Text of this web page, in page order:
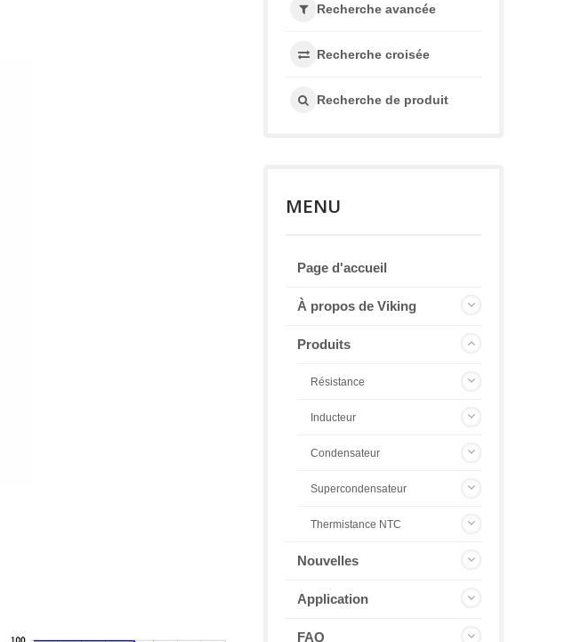
Recherche avancée
Recherche croisée
Recherche de produit
MENU
Page d'accueil
À propos de Viking
Produits
Résistance
Inducteur
Condensateur
Supercondensateur
Thermistance NTC
Nouvelles
Application
FAQ